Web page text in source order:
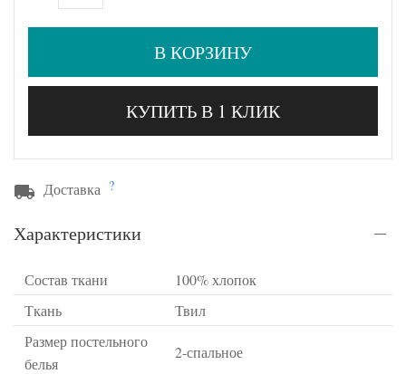
В КОРЗИНУ
КУПИТЬ В 1 КЛИК
Доставка ?
Характеристики
Состав ткани
100% хлопок
Ткань
Твил
Размер постельного
белья
2-спальное